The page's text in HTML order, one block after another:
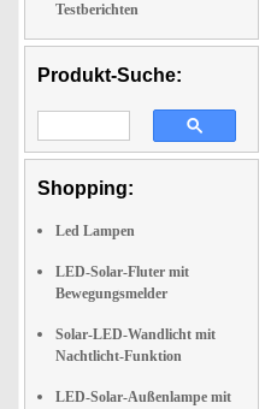
Testberichten
Produkt-Suche:
Shopping:
Led Lampen
LED-Solar-Fluter mit
Bewegungsmelder
Solar-LED-Wandlicht mit
Nachtlicht-Funktion
LED-Solar-Außenlampe mit